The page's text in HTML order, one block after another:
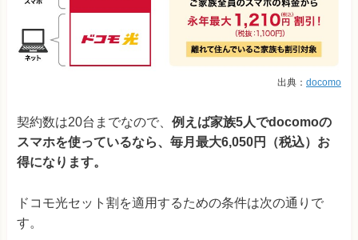
出典： docomo
契約数は20台までなので、 例えば家族5人でdocomoの
スマホを使っているなら、毎月最大6,050円（税込）お
得になります。
ドコモ光セット割を適用するための条件は次の通りで
す。